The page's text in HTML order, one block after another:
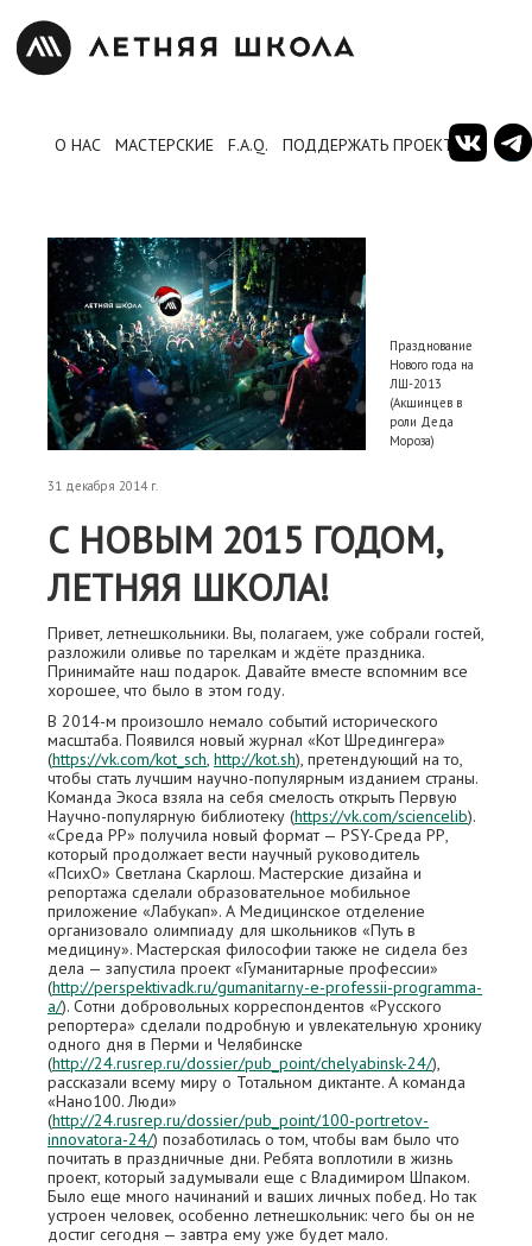
О НАС МАСТЕРСКИЕ F.A.Q. ПОДДЕРЖАТЬ ПРОЕКТ
Празднование
Нового года на
ЛШ-2013
(Акшинцев в
роли Деда
Мороза)
31 декабря 2014 г.
С НОВЫМ 2015 ГОДОМ,
ЛЕТНЯЯ ШКОЛА!
Привет, летнешкольники. Вы, полагаем, уже собрали гостей,
разложили оливье по тарелкам и ждёте праздника.
Принимайте наш подарок. Давайте вместе вспомним все
хорошее, что было в этом году.
В 2014-м произошло немало событий исторического
масштаба. Появился новый журнал «Кот Шредингера»
(https://vk.com/kot_sch, http://kot.sh), претендующий на то,
чтобы стать лучшим научно-популярным изданием страны.
Команда Экоса взяла на себя смелость открыть Первую
Научно-популярную библиотеку (https://vk.com/sciencelib).
«Среда РР» получила новый формат — PSY-Cреда РР,
который продолжает вести научный руководитель
«ПсихО» Светлана Скарлош. Мастерские дизайна и
репортажа сделали образовательное мобильное
приложение «Лабукап». А Медицинское отделение
организовало олимпиаду для школьников «Путь в
медицину». Мастерская философии также не сидела без
дела — запустила проект «Гуманитарные профессии»
(http://perspektivadk.ru/gumanitarny-e-professii-programma-
a/). Сотни добровольных корреспондентов «Русского
репортера» сделали подробную и увлекательную хронику
одного дня в Перми и Челябинске
(http://24.rusrep.ru/dossier/pub_point/chelyabinsk-24/),
рассказали всему миру о Тотальном диктанте. А команда
«Нано100. Люди»
(http://24.rusrep.ru/dossier/pub_point/100-portretov-
innovatora-24/) позаботилась о том, чтобы вам было что
почитать в праздничные дни. Ребята воплотили в жизнь
проект, который задумывали еще с Владимиром Шпаком.
Было еще много начинаний и ваших личных побед. Но так
устроен человек, особенно летнешкольник: чего бы он не
достиг сегодня — завтра ему уже будет мало.